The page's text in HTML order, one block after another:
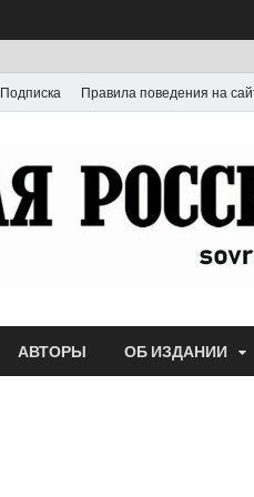
Подписка Правила поведения на
АВТОРЫ ОБ ИЗДАНИИ